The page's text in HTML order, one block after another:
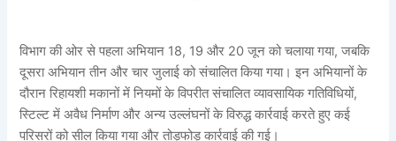
विभाग की ओर से पहला अभियान 18, 19 और 20 जून को चलाया गया, जबकि
दूसरा अभियान तीन और चार जुलाई को संचालित किया गया। इन अभियानों के
दौरान रिहायशी मकानों में नियमों के विपरीत संचालित व्यावसायिक गतिविधियों,
स्टिल्ट में अवैध निर्माण और अन्य उल्लंघनों के विरुद्ध कार्रवाई करते हुए कई
परिसरों को सील किया गया और तोड़फोड़ कार्रवाई की गई।